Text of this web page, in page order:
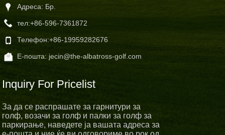
Адреса: Бр.
тел:+86-596-7361872
Телефон:+86-19959282676
Е-пошта: jecin@the-albatross-golf.com
Inquiry For Pricelist
За да се распрашате за гарнитури за
голф, возачи за голф и палки за голф за
паркирање, наведете ја вашата адреса за